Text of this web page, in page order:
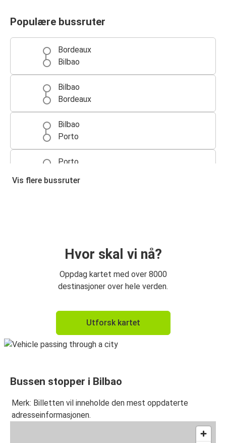
Populære bussruter
Bordeaux
Bilbao
Bilbao
Bordeaux
Bilbao
Porto
Porto
Bilbao
Bilbao
San Sebastián
Bilbao
Bayonne
Toulouse
Bilbao
Bilbao
Vis flere bussruter
Hvor skal vi nå?
Oppdag kartet med over 8000
destinasjoner over hele verden.
Utforsk kartet
Bussen stopper i Bilbao
Merk: Billetten vil inneholde den mest oppdaterte
adresseinformasjonen.